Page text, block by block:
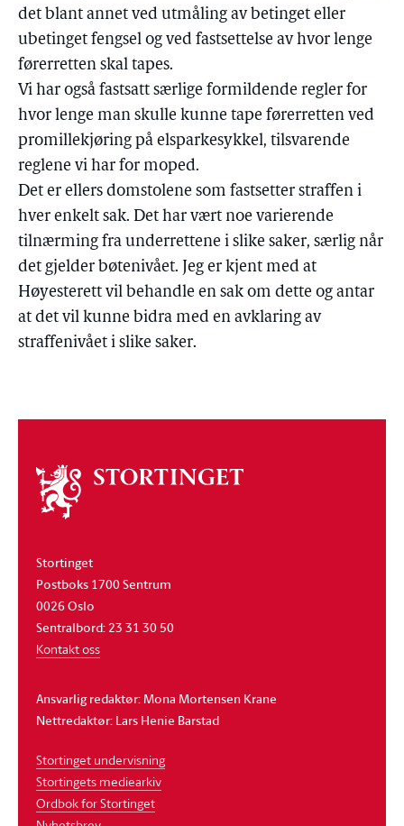
det blant annet ved utmåling av betinget eller
ubetinget fengsel og ved fastsettelse av hvor lenge
førerretten skal tapes.
Vi har også fastsatt særlige formildende regler for
hvor lenge man skulle kunne tape førerretten ved
promillekjøring på elsparkesykkel, tilsvarende
reglene vi har for moped.
Det er ellers domstolene som fastsetter straffen i
hver enkelt sak. Det har vært noe varierende
tilnærming fra underrettene i slike saker, særlig når
det gjelder bøtenivået. Jeg er kjent med at
Høyesterett vil behandle en sak om dette og antar
at det vil kunne bidra med en avklaring av
straffenivået i slike saker.
Om
stortinget
Stortinget
Postboks 1700 Sentrum
0026 Oslo
Sentralbord: 23 31 30 50
Kontakt oss
Ansvarlig redaktør: Mona Mortensen Krane
Nettredaktør: Lars Henie Barstad
Stortinget undervisning
Stortingets mediearkiv
Ordbok for Stortinget